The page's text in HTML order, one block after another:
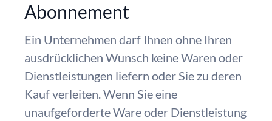
Abonnement
Ein Unternehmen darf Ihnen ohne Ihren
ausdrücklichen Wunsch keine Waren oder
Dienstleistungen liefern oder Sie zu deren
Kauf verleiten. Wenn Sie eine
unaufgeforderte Ware oder Dienstleistung